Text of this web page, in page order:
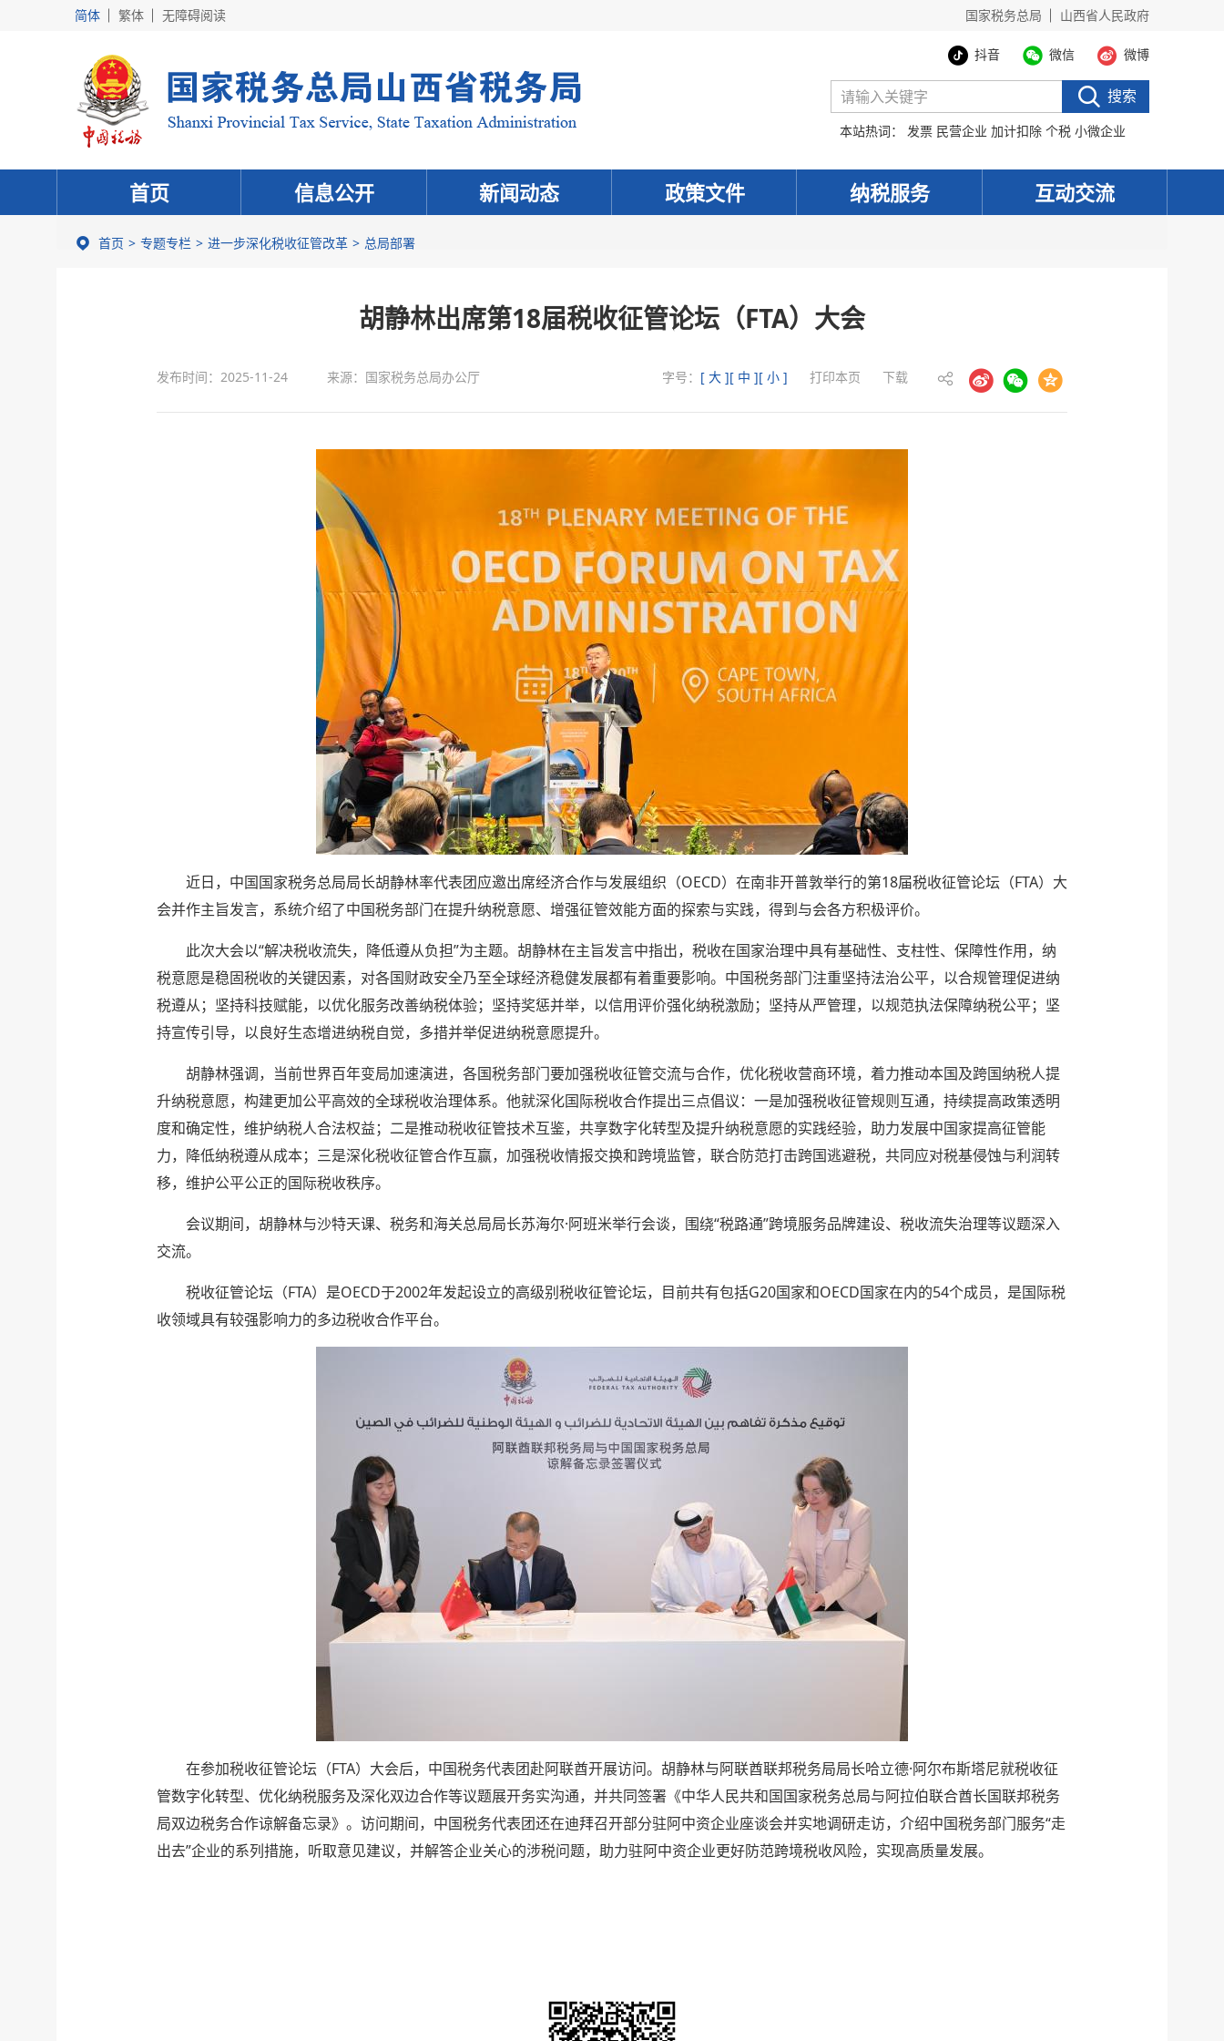
简体 繁体 无障碍阅读 国家税务总局 山西省人民政府
抖音 微信 微博
搜索
本站热词： 发票 民营企业 加计扣除 个税 小微企业
首页 信息公开 新闻动态 政策文件 纳税服务 互动交流
首页 专题专栏 进一步深化税收征管改革 总局部署
胡静林出席第18届税收征管论坛（FTA）大会
发布时间：2025-11-24 来源：国家税务总局办公厅 字号： [ 大 ][ 中 ][ 小 ] 打印本页 下载
近日，中国国家税务总局局长胡静林率代表团应邀出席经济合作与发展组织（OECD）在南非开普敦举行的第18届税收征管论坛（FTA）大
会并作主旨发言，系统介绍了中国税务部门在提升纳税意愿、增强征管效能方面的探索与实践，得到与会各方积极评价。
此次大会以“解决税收流失，降低遵从负担”为主题。胡静林在主旨发言中指出，税收在国家治理中具有基础性、支柱性、保障性作用，纳
税意愿是稳固税收的关键因素，对各国财政安全乃至全球经济稳健发展都有着重要影响。中国税务部门注重坚持法治公平，以合规管理促进纳
税遵从；坚持科技赋能，以优化服务改善纳税体验；坚持奖惩并举，以信用评价强化纳税激励；坚持从严管理，以规范执法保障纳税公平；坚
持宣传引导，以良好生态增进纳税自觉，多措并举促进纳税意愿提升。
胡静林强调，当前世界百年变局加速演进，各国税务部门要加强税收征管交流与合作，优化税收营商环境，着力推动本国及跨国纳税人提
升纳税意愿，构建更加公平高效的全球税收治理体系。他就深化国际税收合作提出三点倡议：一是加强税收征管规则互通，持续提高政策透明
度和确定性，维护纳税人合法权益；二是推动税收征管技术互鉴，共享数字化转型及提升纳税意愿的实践经验，助力发展中国家提高征管能
力，降低纳税遵从成本；三是深化税收征管合作互赢，加强税收情报交换和跨境监管，联合防范打击跨国逃避税，共同应对税基侵蚀与利润转
移，维护公平公正的国际税收秩序。
会议期间，胡静林与沙特天课、税务和海关总局局长苏海尔·阿班米举行会谈，围绕“税路通”跨境服务品牌建设、税收流失治理等议题深入
交流。
税收征管论坛（FTA）是OECD于2002年发起设立的高级别税收征管论坛，目前共有包括G20国家和OECD国家在内的54个成员，是国际税
收领域具有较强影响力的多边税收合作平台。
在参加税收征管论坛（FTA）大会后，中国税务代表团赴阿联酋开展访问。胡静林与阿联酋联邦税务局局长哈立德·阿尔布斯塔尼就税收征
管数字化转型、优化纳税服务及深化双边合作等议题展开务实沟通，并共同签署《中华人民共和国国家税务总局与阿拉伯联合酋长国联邦税务
局双边税务合作谅解备忘录》。访问期间，中国税务代表团还在迪拜召开部分驻阿中资企业座谈会并实地调研走访，介绍中国税务部门服务“走
出去”企业的系列措施，听取意见建议，并解答企业关心的涉税问题，助力驻阿中资企业更好防范跨境税收风险，实现高质量发展。